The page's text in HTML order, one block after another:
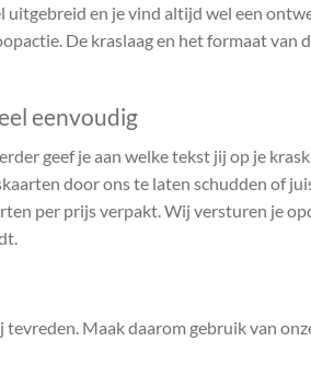
uitgebreid en je vind altijd wel een
De kraslaag en het formaat van
eenvoudig
geef je aan welke tekst jij op je
door ons te laten schudden of
per prijs verpakt. Wij versturen je
Maak daarom gebruik van